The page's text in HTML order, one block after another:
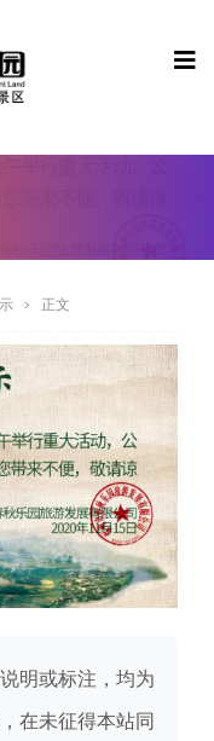
正文
明或标注，均为
在未征得本站同